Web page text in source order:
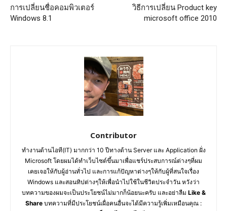
การเปลี่ยนชื่อคอมพิวเตอร์
Windows 8.1
วิธีการเปลี่ยน Product key
microsoft office 2010
Contributor
ทำงานด้านไอที(IT) มากกว่า 10 ปีทางด้าน Server และ Application ฝั่ง
Microsoft โดยผมได้ทำเว็บไซต์ขึ้นมาเพื่อแชร์ประสบการณ์ต่างๆที่ผม
เคยเจอให้กับผู้อ่านทั่วไป และการแก้ปัญหาต่างๆให้กับผู้ที่สนใจเรื่อง
Windows และสอนทิปต่างๆให้เพื่อนำไปใช้ในชีวิตประจำวัน หวังว่า
บทความของผมจะเป็นประโยชน์ไม่มากก็น้อยนะครับ และอย่าลืม Like &
Share บทความที่มีประโยชน์เผื่อคนอื่นจะได้มีความรู้เพิ่มเหมือนคุณ :